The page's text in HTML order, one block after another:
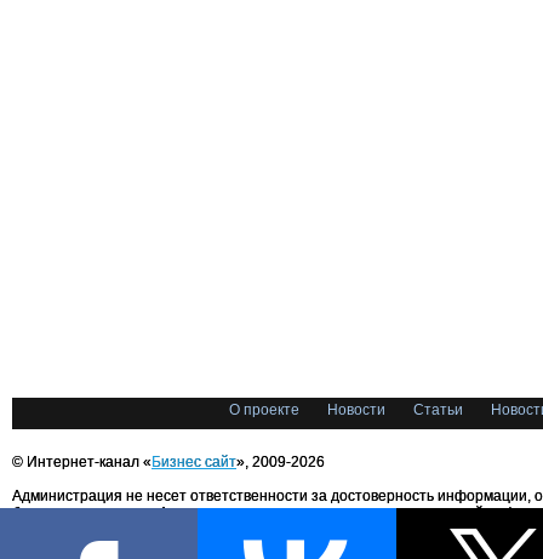
О проекте Новости Статьи
© Интернет-канал «Бизнес сайт», 2009-2026
Администрация не несет ответственности за достоверность информации,
блоггерами портала. Администрация не предоставляет справочной
Все права на любые материалы, опубликованные на сайте, защищены в